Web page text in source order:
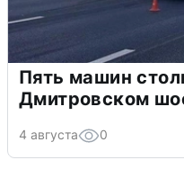
Пять машин
Дмитровском
4 августа 0